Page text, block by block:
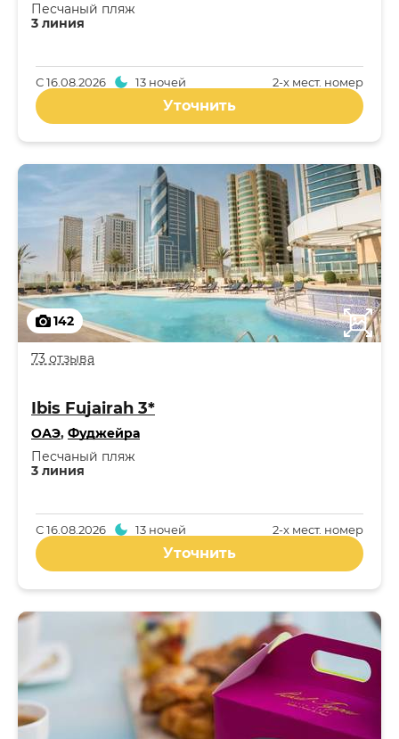
3 линия
Песчаный пляж
2-x мест. номер
С16.08.2026 13 ночей
Уточнить
142
73 отзыва
Ibis Fujairah 3*
ОАЭ, Фуджейра
3 линия
Песчаный пляж
2-x мест. номер
С16.08.2026 13 ночей
Уточнить